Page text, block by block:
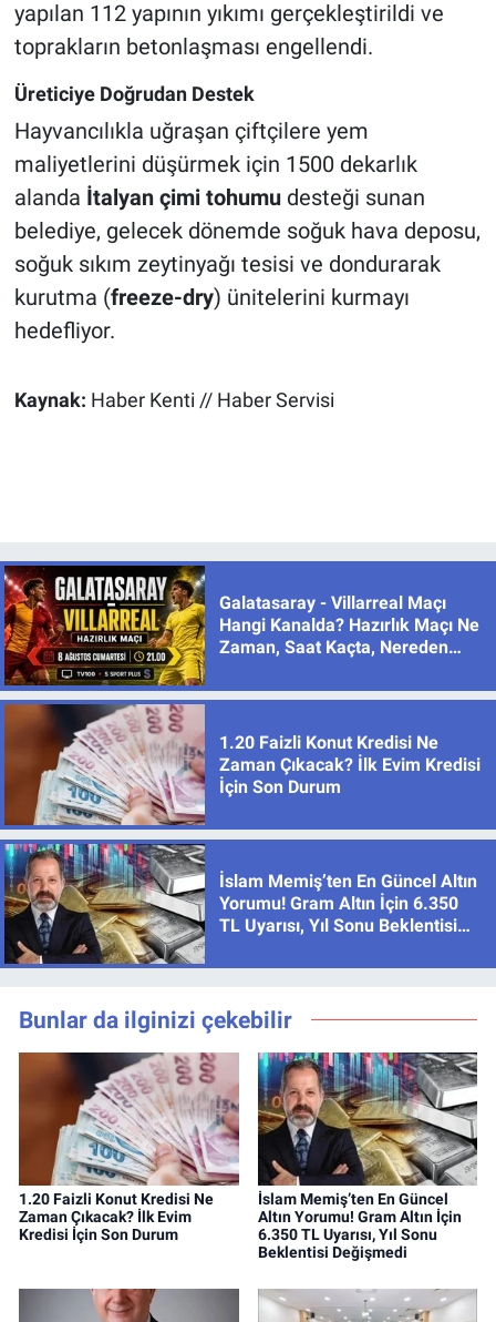
yapılan 112 yapının yıkımı gerçekleştirildi ve
toprakların betonlaşması engellendi.
Üreticiye Doğrudan Destek
Hayvancılıkla uğraşan çiftçilere yem
maliyetlerini düşürmek için 1500 dekarlık
alanda İtalyan çimi tohumudesteği sunan
belediye, gelecek dönemde soğuk hava deposu,
soğuk sıkım zeytinyağı tesisi ve dondurarak
kurutma (freeze-dry) ünitelerini kurmayı
hedefliyor.
Kaynak: Haber Kenti // Haber Servisi
Galatasaray - Villarreal Maçı
Hangi Kanalda? Hazırlık Maçı Ne
Zaman, Saat Kaçta, Nereden
1.20 Faizli Konut Kredisi Ne
Zaman Çıkacak? İlk Evim Kredisi
İçin Son Durum
İslam Memiş’ten En Güncel Altın
Yorumu! Gram Altın İçin 6.350
TL Uyarısı, Yıl Sonu Beklentisi
Bunlar da ilginizi çekebilir
1.20 Faizli Konut Kredisi Ne
Zaman Çıkacak? İlk Evim
Kredisi İçin Son Durum
İslam Memiş’ten En Güncel
Altın Yorumu! Gram Altın İçin
6.350 TL Uyarısı, Yıl Sonu
Beklentisi Değişmedi